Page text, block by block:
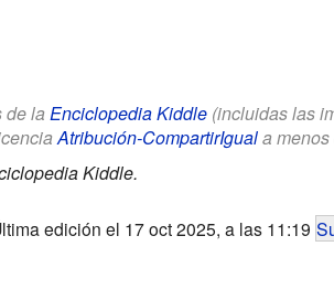
de la Enciclopedia Kiddle(incluidas las
Atribución-CompartirIguala menos
Kiddle.
edición el 17 oct 2025, a las 11:19